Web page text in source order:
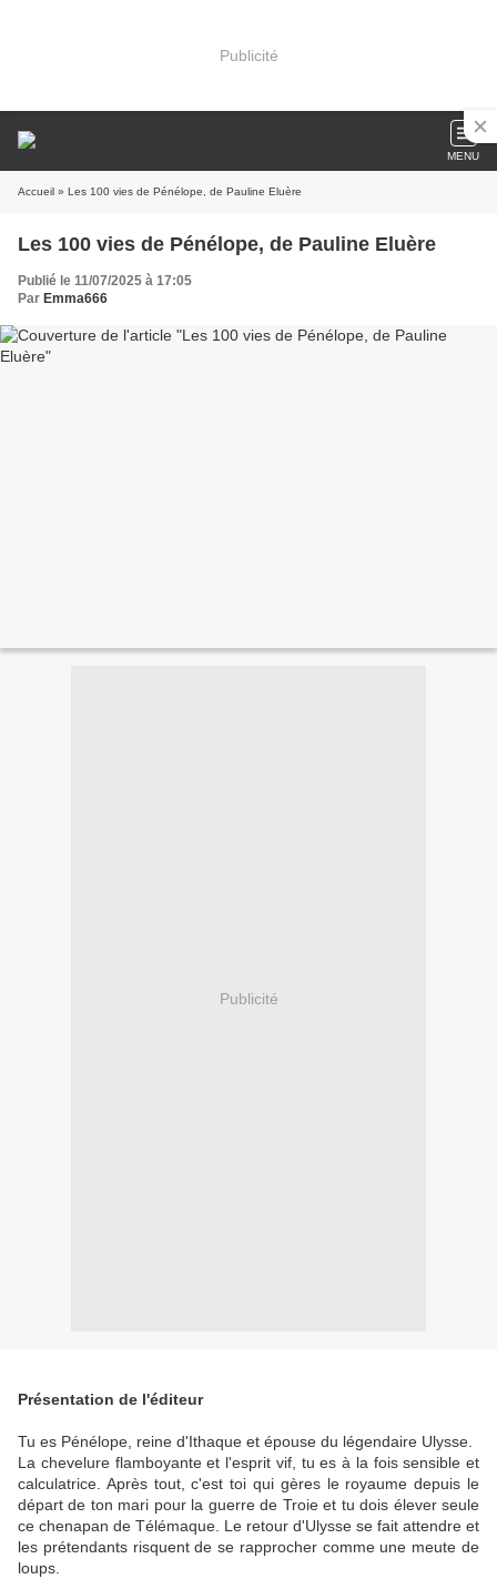
Publicité
MENU
Accueil » Les 100 vies de Pénélope, de Pauline Eluère
Les 100 vies de Pénélope, de Pauline Eluère
Publié le 11/07/2025 à 17:05
Par Emma666
Publicité
Présentation de l'éditeur
Tu es Pénélope, reine d'Ithaque et épouse du légendaire Ulysse.
La chevelure flamboyante et l'esprit vif, tu es à la fois sensible et
calculatrice. Après tout, c'est toi qui gères le royaume depuis le
départ de ton mari pour la guerre de Troie et tu dois élever seule
ce chenapan de Télémaque. Le retour d'Ulysse se fait attendre et
les prétendants risquent de se rapprocher comme une meute de
loups.